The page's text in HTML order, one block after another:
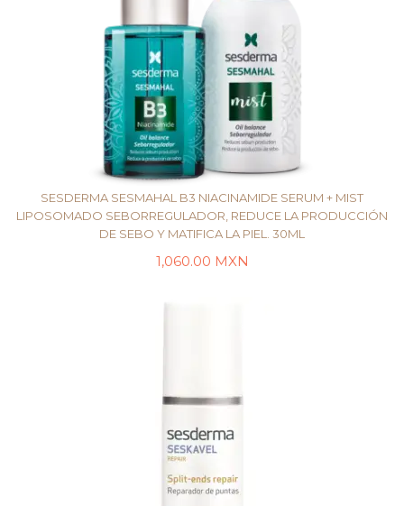
LEER MÁS
SESDERMA SESMAHAL B3 NIACINAMIDE SERUM + MIST
LIPOSOMADO SEBORREGULADOR, REDUCE LA PRODUCCIÓN
DE SEBO Y MATIFICA LA PIEL. 30ML
1,060.00 MXN